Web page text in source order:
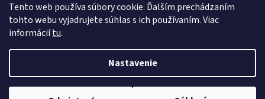
Tento web používa súbory cookie. Ďalším prechádzaním
tohto webu vyjadrujete súhlas s ich používaním. Viac
informáciítu.
Nastavenie
Obchodné podmienky
Vytvoril Shoptet